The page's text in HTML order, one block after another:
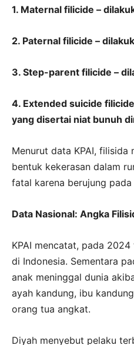
1. Maternal filicide –
2. Paternal filicide –
3. Step-parent filicide –
4. Extended suicide
yang disertai niat bunuh
Menurut data KPAI, filisida
bentuk kekerasan dalam
fatal karena berujung
Data Nasional: Angka
KPAI mencatat, pada
di Indonesia. Sementara
anak meninggal dunia
ayah kandung, ibu
orang tua angkat.
Diyah menyebut pelaku